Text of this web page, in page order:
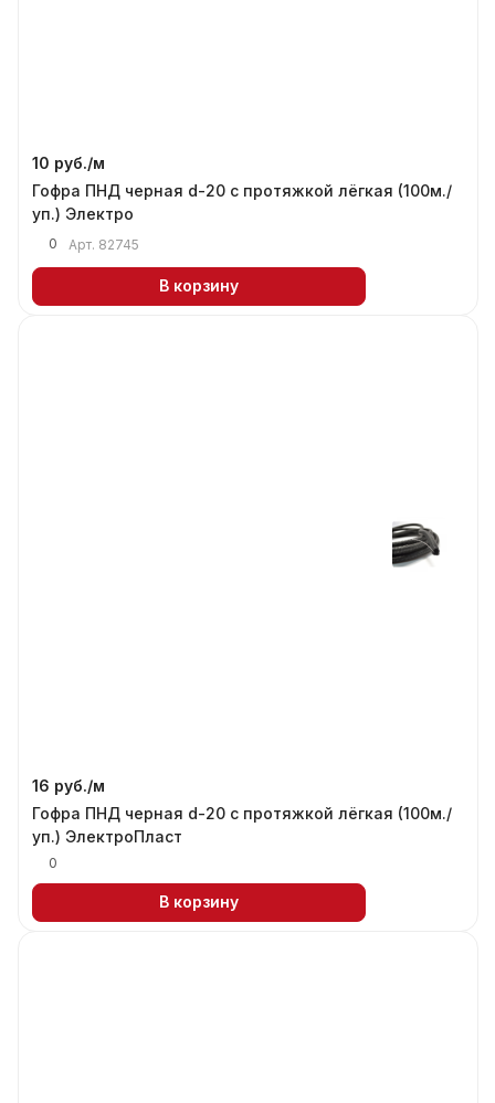
10 руб./м
Гофра ПНД черная d-20 с протяжкой лёгкая (100м./
уп.) Электро
0 Арт. 82745
В корзину
16 руб./м
Гофра ПНД черная d-20 с протяжкой лёгкая (100м./
уп.) ЭлектроПласт
0
В корзину